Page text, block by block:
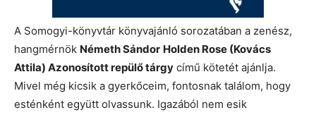
A Somogyi-könyvtár könyvajánló sorozatában a zenész,
hangmérnök Németh Sándor Holden Rose (Kovács
Attila) Azonosított repülő tárgy című kötetét ajánlja.
Mivel még kicsik a gyerkőceim, fontosnak találom, hogy
esténként együtt olvassunk. Igazából nem esik